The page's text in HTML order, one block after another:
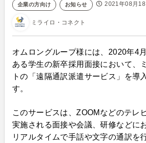
企業の方向け お知らせ 2021年08月18
ミライロ・コネクト
オムロングループ様には、2020年4
ある学生の新卒採用面接において、
トの「遠隔通訳派遣サービス」を導
す。
このサービスは、ZOOMなどのテレ
実施される面接や会議、研修などに
リアルタイムで手話や文字の通訳を